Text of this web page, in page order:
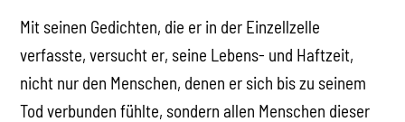
Mit seinen Gedichten, die er in der Einzellzelle
verfasste, versucht er, seine Lebens- und Haftzeit,
nicht nur den Menschen, denen er sich bis zu seinem
Tod verbunden fühlte, sondern allen Menschen dieser